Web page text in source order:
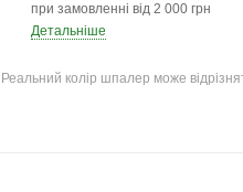
при замовленні від 2 000 грн
Детальніше
Реальний колір шпалер може